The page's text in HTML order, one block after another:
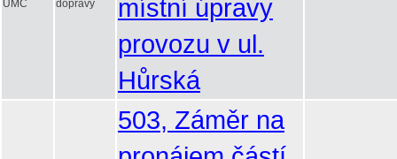
ÚMČ dopravy
místní úpravy
provozu v ul.
Hůrská
503, Záměr na